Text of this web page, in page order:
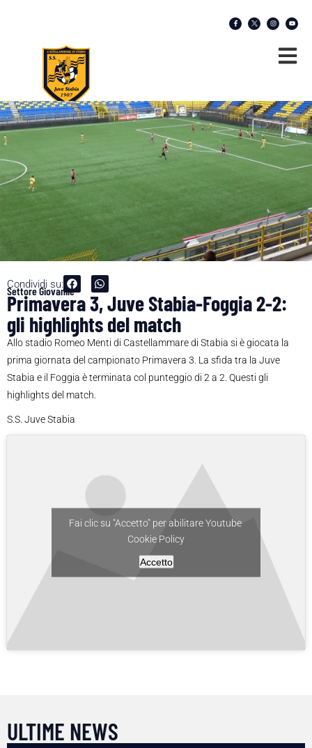
Condividi su:
Settore Giovanile
Primavera 3, Juve Stabia-Foggia 2-2:
gli highlights del match
Allo stadio Romeo Menti di Castellammare di Stabia si è giocata la
prima giornata del campionato Primavera 3. La sfida tra la Juve
Stabia e il Foggia è terminata col punteggio di 2 a 2. Questi gli
highlights del match.
S.S. Juve Stabia
Fai clic su "Accetto" per abilitare Youtube
Cookie Policy
Accetto
ULTIME NEWS